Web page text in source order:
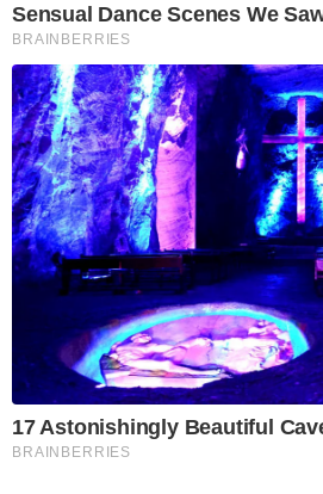
Sensual Dance Scenes We
BRAINBERRIES
17 Astonishingly Beautiful
BRAINBERRIES